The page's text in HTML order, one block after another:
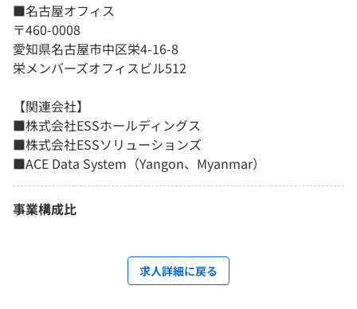
■名古屋オフィス
〒460-0008
愛知県名古屋市中区栄4-16-8
栄メンバーズオフィスビル512
【関連会社】
■株式会社ESSホールディングス
■株式会社ESSソリューションズ
■ACE Data System（Yangon、Myanmar）
事業構成比
求人詳細に戻る